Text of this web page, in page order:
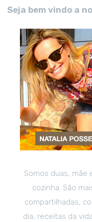
Seja bem vindo a
Somos duas, mãe
cozinha. São
compartilhadas,
dia, receitas da